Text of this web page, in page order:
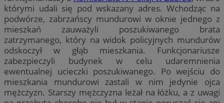
którymi udali się pod wskazany adres. Wchodząc na
podwórze, zabrzańscy mundurowi w oknie jednego z
mieszkań zauważyli poszukiwanego brata
zatrzymanego, który na widok policyjnych mundurów
odskoczył w głąb mieszkania. Funkcjonariusze
zabezpieczyli budynek w celu udaremnienia
ewentualnej ucieczki poszukiwanego. Po wejściu do
mieszkania mundurowi zastali w nim jedynie ojca
mężczyzn. Starszy mężczyzna leżał na łóżku, a z uwagi